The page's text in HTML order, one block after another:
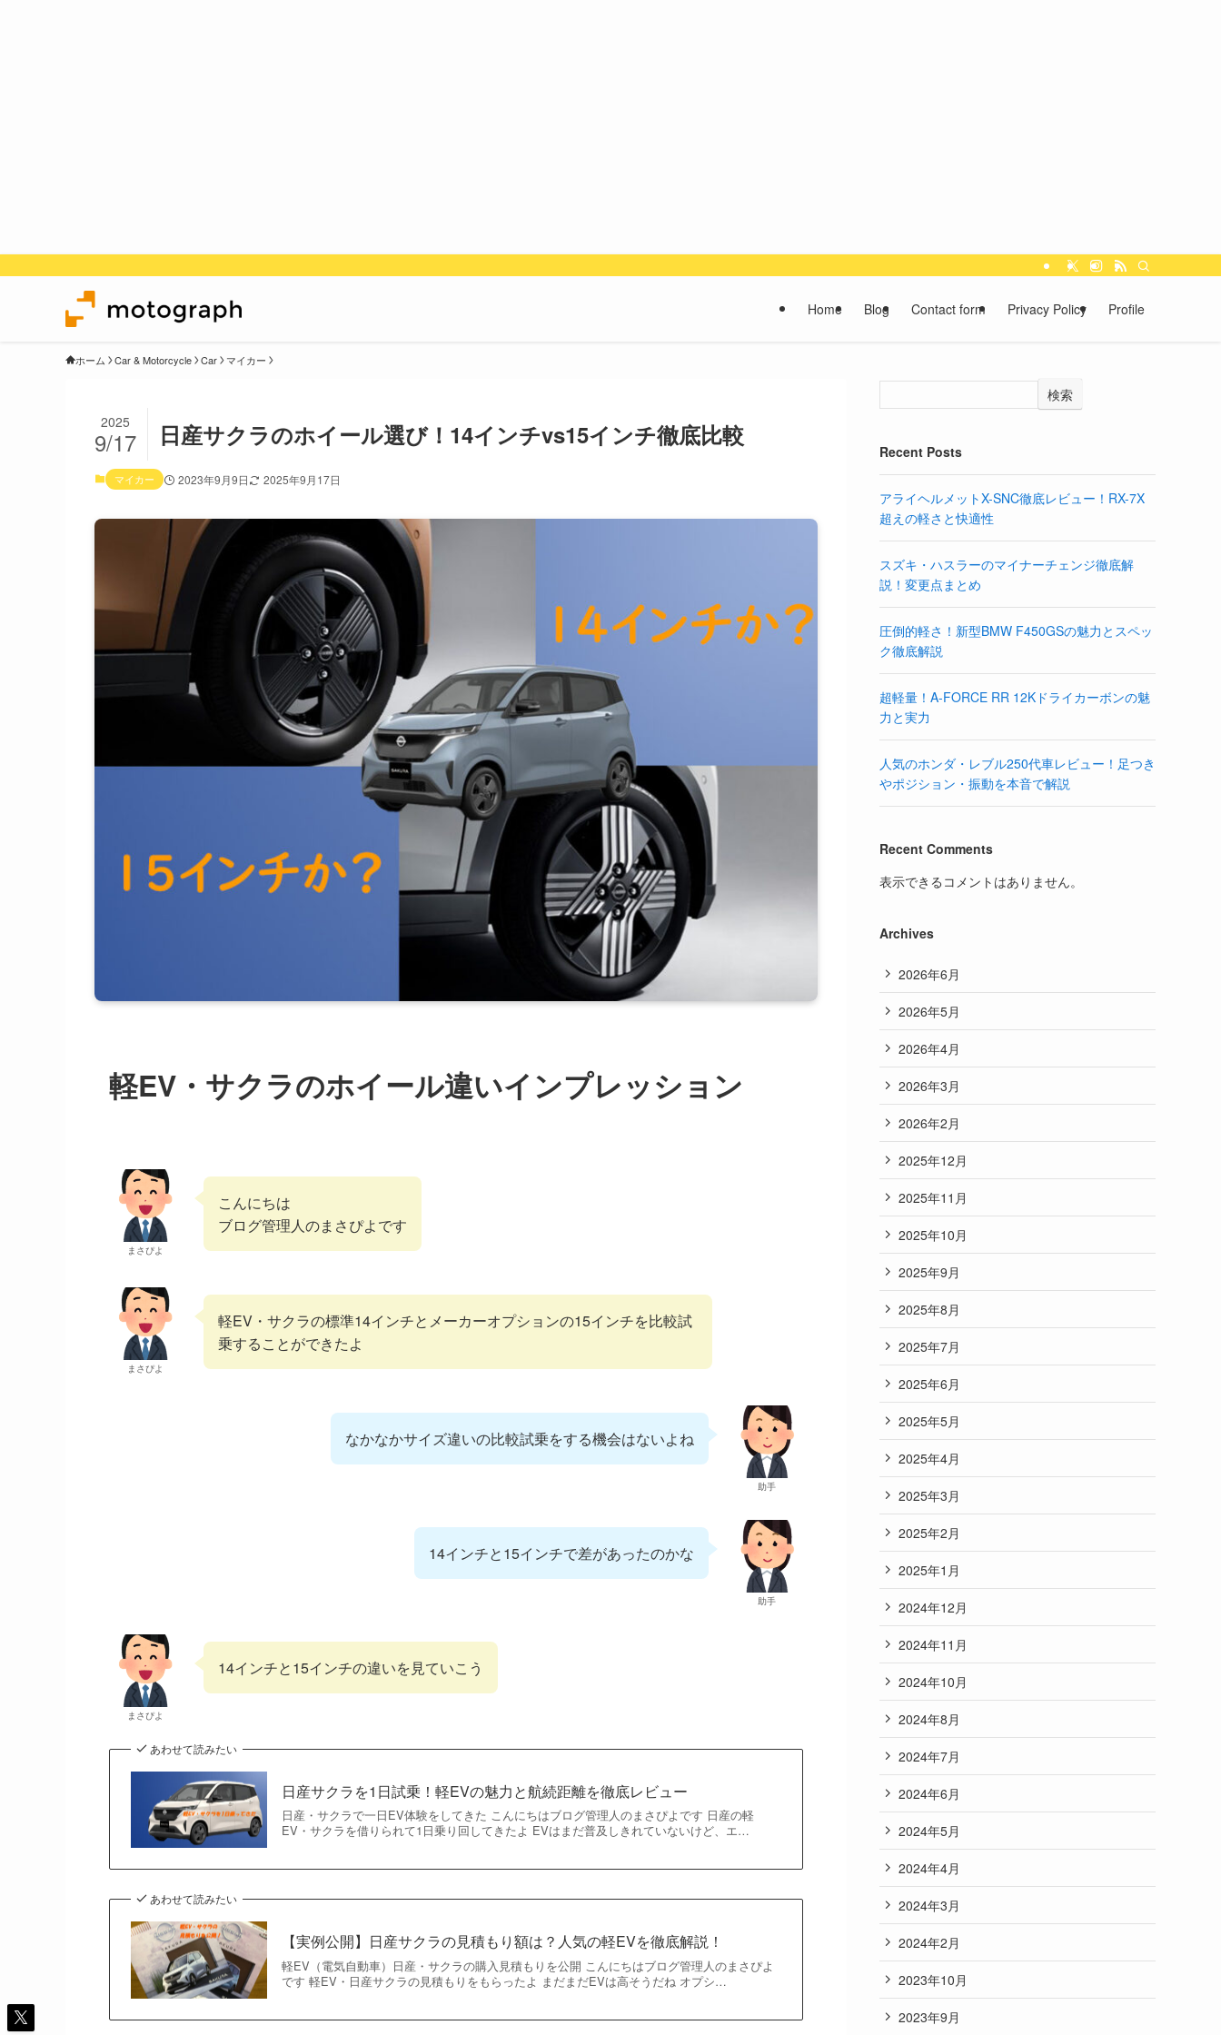
Home Blog Contact form Privacy Policy Profile
ホーム Car & Motorcycle Car マイカー
日産サクラのホイール選び！14インチvs15インチ徹底比較
2025
9/17
マイカー 2023年9月9日 2025年9月17日
軽EV・サクラのホイール違いインプレッション
まさぴよ
こんにちは
ブログ管理人のまさぴよです
まさぴよ
軽EV・サクラの標準14インチとメーカーオプションの15インチを比較試
乗することができたよ
助手
なかなかサイズ違いの比較試乗をする機会はないよね
助手
14インチと15インチで差があったのかな
まさぴよ
14インチと15インチの違いを見ていこう
あわせて読みたい
日産サクラを1日試乗！軽EVの魅力と航続距離を徹底レビュー
日産・サクラで一日EV体験をしてきた こんにちはブログ管理人のまさぴよです 日産の軽
EV・サクラを借りられて1日乗り回してきたよ EVはまだ普及しきれていないけど、エ…
あわせて読みたい
【実例公開】日産サクラの見積もり額は？人気の軽EVを徹底解説！
軽EV（電気自動車）日産・サクラの購入見積もりを公開 こんにちはブログ管理人のまさぴよ
です 軽EV・日産サクラの見積もりをもらったよ まだまだEVは高そうだね オプシ…
検索
Recent Posts
アライヘルメットX-SNC徹底レビュー！RX-7X
超えの軽さと快適性
スズキ・ハスラーのマイナーチェンジ徹底解
説！変更点まとめ
圧倒的軽さ！新型BMW F450GSの魅力とスペッ
ク徹底解説
超軽量！A-FORCE RR 12Kドライカーボンの魅
力と実力
人気のホンダ・レブル250代車レビュー！足つき
やポジション・振動を本音で解説
Recent Comments
表示できるコメントはありません。
Archives
2026年6月
2026年5月
2026年4月
2026年3月
2026年2月
2025年12月
2025年11月
2025年10月
2025年9月
2025年8月
2025年7月
2025年6月
2025年5月
2025年4月
2025年3月
2025年2月
2025年1月
2024年12月
2024年11月
2024年10月
2024年8月
2024年7月
2024年6月
2024年5月
2024年4月
2024年3月
2024年2月
2023年10月
2023年9月